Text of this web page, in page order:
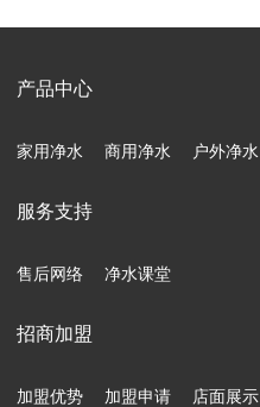
产品中心
家用净水 商用净水 户外净水
服务支持
售后网络 净水课堂
招商加盟
加盟优势 加盟申请 店面展示